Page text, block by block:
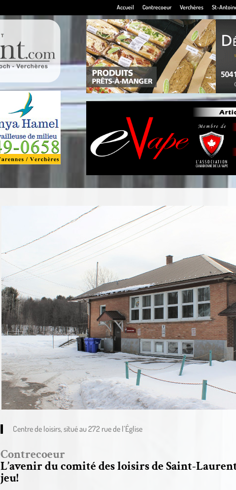
Accueil Contrecoeur Verchères St-
Centre de loisirs, situé au 272 rue de l’Église
Contrecoeur
L’avenir du comité des loisirs de Saint-
jeu!